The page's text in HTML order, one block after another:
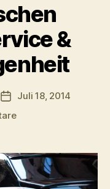
&
Juli 18, 2014
zu
Zwischen
Chauffeurservice
&